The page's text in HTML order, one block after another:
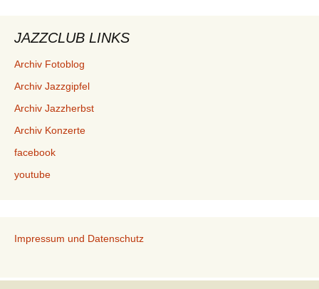
JAZZCLUB LINKS
Archiv Fotoblog
Archiv Jazzgipfel
Archiv Jazzherbst
Archiv Konzerte
facebook
youtube
Impressum und Datenschutz